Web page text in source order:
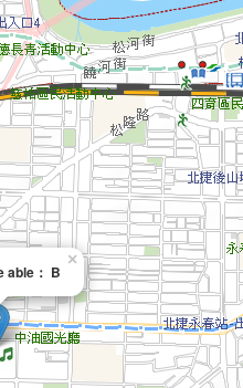
able： B
×